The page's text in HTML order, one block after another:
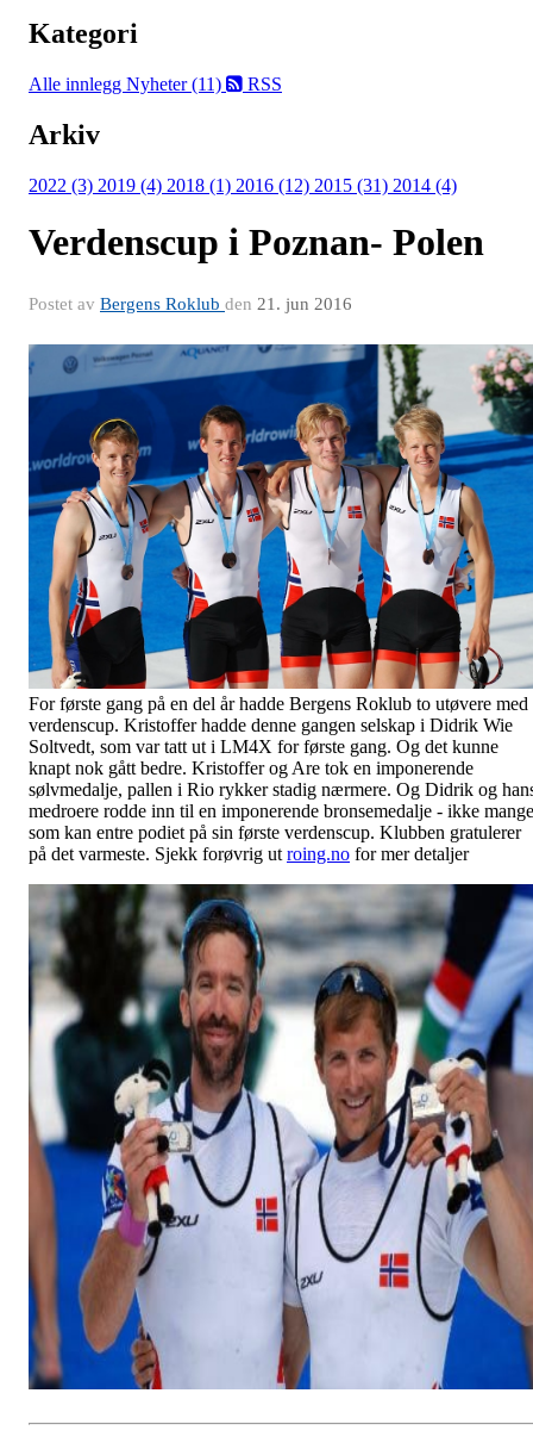
Kategori
Alle innlegg Nyheter (11) RSS
Arkiv
2022 (3) 2019 (4) 2018 (1) 2016 (12) 2015 (31) 2014 (4)
Verdenscup i Poznan- Polen
Postet av Bergens Roklub den 21. jun 2016
For første gang på en del år hadde Bergens Roklub to utøvere med
verdenscup. Kristoffer hadde denne gangen selskap i Didrik Wie
Soltvedt, som var tatt ut i LM4X for første gang. Og det kunne
knapt nok gått bedre. Kristoffer og Are tok en imponerende
sølvmedalje, pallen i Rio rykker stadig nærmere. Og Didrik og
medroere rodde inn til en imponerende bronsemedalje - ikke mange
som kan entre podiet på sin første verdenscup. Klubben gratulerer
på det varmeste. Sjekk forøvrig ut roing.no for mer detaljer